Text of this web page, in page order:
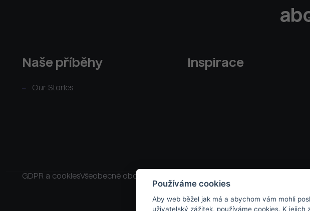
Naše příběhy
Our Stories
Inspirace
GDPR a cookiesVšeobecné obchodní podmínky
Používáme cookies
Aby web běžel jak má a abychom vám mohli
uživatelský zážitek, používáme cookies. K jejich